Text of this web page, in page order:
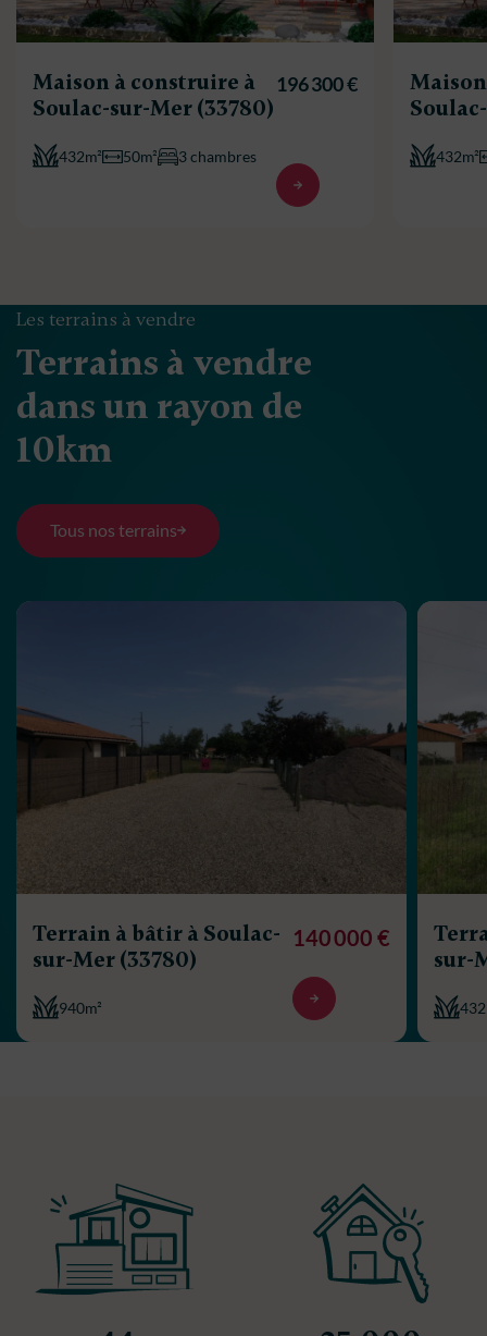
Maison à construire à
Soulac-sur-Mer (33780)
432m² 50m² 3 chambres
196 300 €
432m²
Les terrains à vendre
Terrains à vendre
dans un rayon de
10km
Tous nos terrains
Terrain à bâtir à Soulac-
sur-Mer (33780)
940m²
140 000 €
sur-